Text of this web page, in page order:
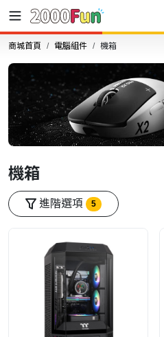
商城首頁 電腦組件 機箱
機箱
進階選項 5